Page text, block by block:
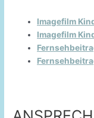
Imagefilm
Imagefilm